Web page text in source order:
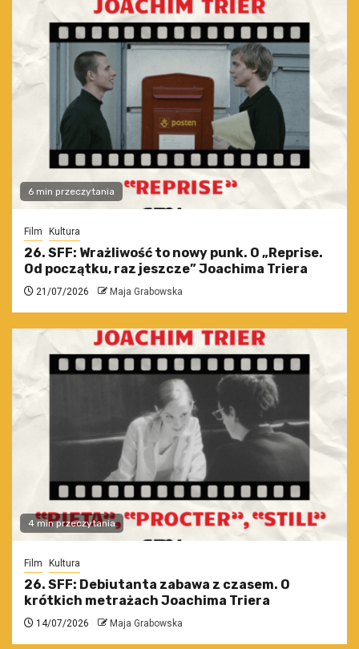
6 min przeczytania
Film Kultura
26. SFF: Wrażliwość to nowy punk. O „Reprise.
Od początku, raz jeszcze” Joachima Triera
21/07/2026 Maja Grabowska
4 min przeczytania
Film Kultura
26. SFF: Debiutanta zabawa z czasem. O
krótkich metrażach Joachima Triera
14/07/2026 Maja Grabowska